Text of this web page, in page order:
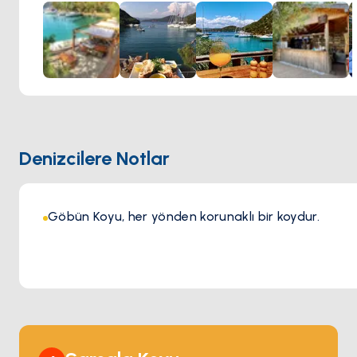
bağlanarak kolayca karaya çıkabilirsiniz. Restoran
iskelesinde su imkanı da bulunuyor.
Denizcilere Notlar
Göbün Koyu, her yönden korunaklı bir koydur.